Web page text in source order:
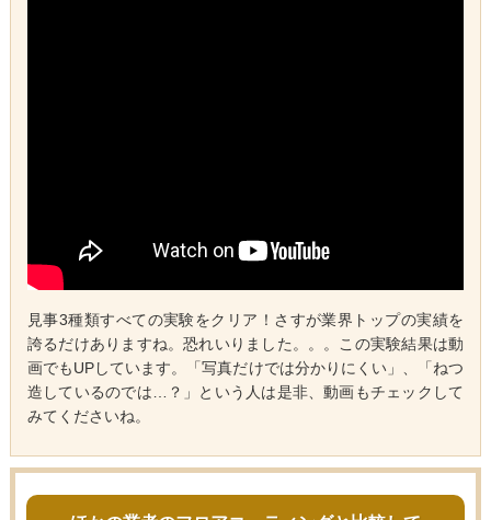
見事3種類すべての実験をクリア！さすが業界トップの実績を
誇るだけありますね。恐れいりました。。。この実験結果は動
画でもUPしています。「写真だけでは分かりにくい」、「ねつ
造しているのでは…？」という人は是非、動画もチェックして
みてくださいね。